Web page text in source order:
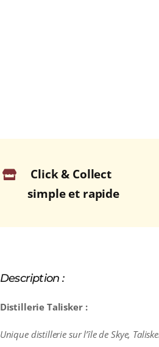
Click & Collect
simple et rapide
Description :
Distillerie Talisker :
Unique distillerie sur l’île de Skye,